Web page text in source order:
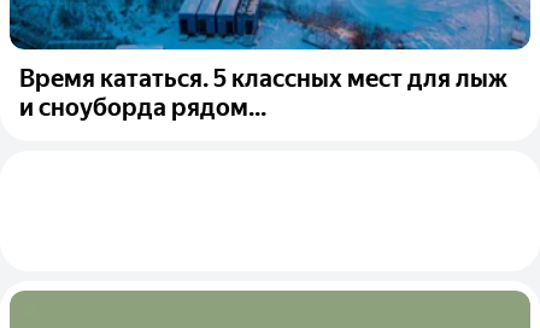
Время кататься. 5 классных мест для лыж
и сноуборда рядом...